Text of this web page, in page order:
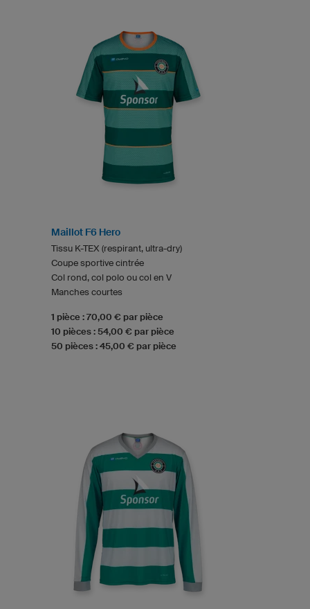
Maillot F6 Hero
Tissu K-TEX (respirant, ultra-dry)
Coupe sportive cintrée
Col rond, col polo ou col en V
Manches courtes
1 pièce : 70,00 € par pièce
10 pièces : 54,00 € par pièce
50 pièces : 45,00 € par pièce